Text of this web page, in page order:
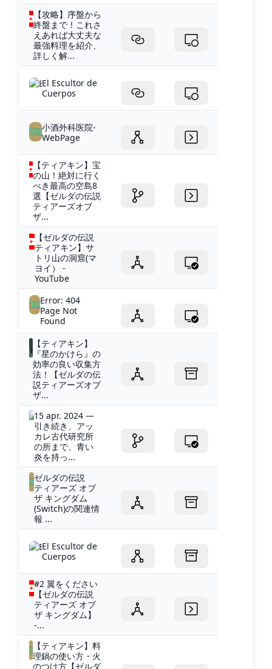
【攻略】序盤から
終盤まで！これさ
えあれば大丈夫な
最強料理を紹介、
詳しく解...
El Escultor de
Cuerpos
小酒外科医院-
WebPage
【ティアキン】宝
の山！絶対に行く
べき最高の空島8
選【ゼルダの伝説
ティアーズオブ
ザ...
【ゼルダの伝説
ティアキン】サ
トリ山の洞窟(マ
ヨイ） -
YouTube
Error: 404
Page Not
Found
【ティアキン】
『星のかけら』の
効率の良い収集方
法！【ゼルダの伝
説ティアーズオブ
ザ...
15 apr. 2024 —
引き続き、アッ
カレ古代研究所
の所まで、青い
炎を持っ...
ゼルダの伝説
ティアーズ オブ
ザ キングダム
(Switch)の関連情
報 ...
El Escultor de
Cuerpos
#2 翼をください
【ゼルダの伝説
ティアーズ オブ
ザ キングダム】
-...
【ティアキン】料
理鍋の使い方・火
のつけ方【ゼルダ